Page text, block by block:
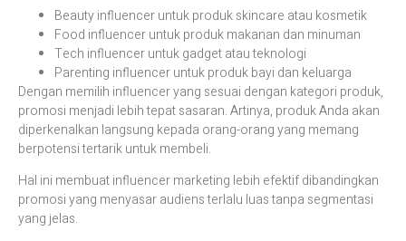
Beauty influencer untuk produk skincare atau kosmetik
Food influencer untuk produk makanan dan minuman
Tech influencer untuk gadget atau teknologi
Parenting influencer untuk produk bayi dan keluarga
Dengan memilih influencer yang sesuai dengan kategori produk,
promosi menjadi lebih tepat sasaran. Artinya, produk Anda akan
diperkenalkan langsung kepada orang-orang yang memang
berpotensi tertarik untuk membeli.
Hal ini membuat influencer marketing lebih efektif dibandingkan
promosi yang menyasar audiens terlalu luas tanpa segmentasi
yang jelas.